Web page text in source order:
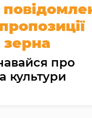
про
культури